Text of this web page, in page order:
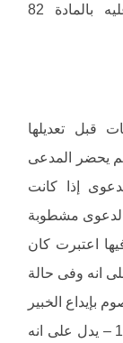
فيها دون الاعتداد بالميعاد المنصوص عليه بالمادة 82
قبل تعديلها
انه – إذا لم يحضر المدعى
إذا كانت
مشطوبة
اعتبرت كان
انه وفى حالة
بإيداع الخبير
تقريره طبقا لإجراءات المبينة في المادة 151 – يدل على انه